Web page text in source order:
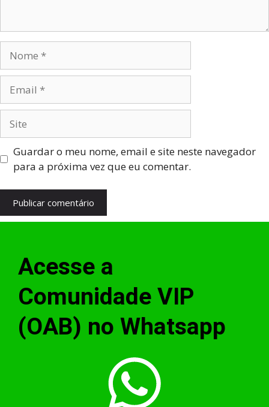
Guardar o meu nome, email e site neste navegador
para a próxima vez que eu comentar.
Acesse a
Comunidade VIP
(OAB) no Whatsapp